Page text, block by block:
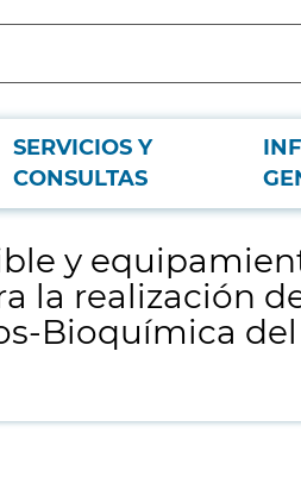
SERVICIOS Y
CONSULTAS
del contrato, necesarios para la
y
la realización
Bioquímica